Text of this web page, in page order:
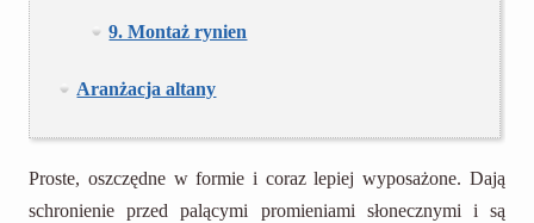
9. Montaż rynien
Aranżacja altany
Proste, oszczędne w formie i coraz lepiej wyposażone. Dają
schronienie przed palącymi promieniami słonecznymi i są